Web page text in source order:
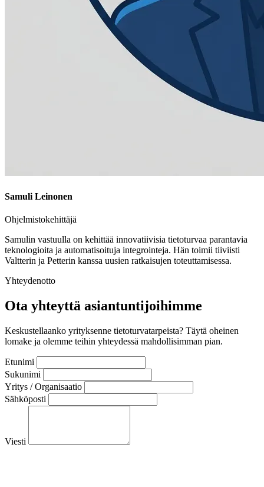
Samuli Leinonen
Ohjelmistokehittäjä
Samulin vastuulla on kehittää innovatiivisia tietoturvaa parantavia
teknologioita ja automatisoituja integrointeja. Hän toimii tiiviisti
Valtterin ja Petterin kanssa uusien ratkaisujen toteuttamisessa.
Yhteydenotto
Ota yhteyttä asiantuntijoihimme
Keskustellaanko yrityksenne tietoturvatarpeista? Täytä oheinen
lomake ja olemme teihin yhteydessä mahdollisimman pian.
Etunimi
Sukunimi
Yritys / Organisaatio
Sähköposti
Viesti